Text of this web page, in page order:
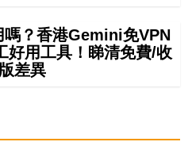
？香港Gemini免VPN
好用工具！睇清免費/收
差異